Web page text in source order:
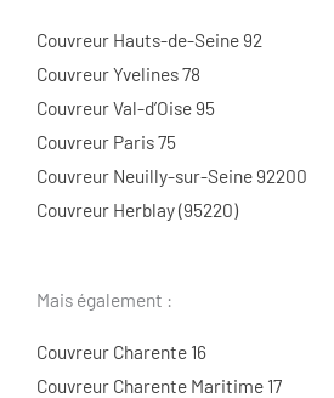
Couvreur Hauts-de-Seine 92
Couvreur Yvelines 78
Couvreur Val-d’Oise 95
Couvreur Paris 75
Couvreur Neuilly-sur-Seine 92200
Couvreur Herblay (95220)
Mais également :
Couvreur Charente 16
Couvreur Charente Maritime 17